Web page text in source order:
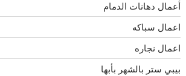
أعمال دهانات الدمام
اعمال سباكه
اعمال نجاره
بيبي ستر بالشهر بأبها